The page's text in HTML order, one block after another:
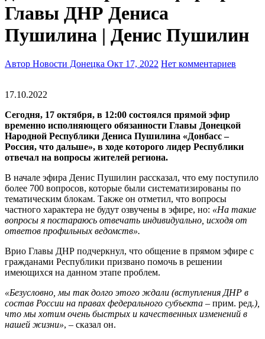
Главы ДНР Дениса
Пушилина | Денис Пушилин
Автор Новости Донецка Окт 17, 2022 Нет комментариев
17.10.2022
Сегодня, 17 октября, в 12:00 состоялся прямой эфир
временно исполняющего обязанности Главы Донецкой
Народной Республики Дениса Пушилина «Донбасс –
Россия, что дальше», в ходе которого лидер Республики
отвечал на вопросы жителей региона.
В начале эфира Денис Пушилин рассказал, что ему поступило
более 700 вопросов, которые были систематизированы по
тематическим блокам. Также он отметил, что вопросы
частного характера не будут озвучены в эфире, но: «На такие
вопросы я постараюсь отвечать индивидуально, исходя от
ответов профильных ведомств».
Врио Главы ДНР подчеркнул, что общение в прямом эфире с
гражданами Республики призвано помочь в решении
имеющихся на данном этапе проблем.
«Безусловно, мы так долго этого ждали (вступления ДНР в
состав России на правах федерального субъекта – прим. ред.),
что мы хотим очень быстрых и качественных изменений в
нашей жизни», – сказал он.